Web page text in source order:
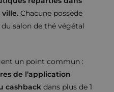
Chacune possède
salon de thé végétal
un point commun :
de l’application
cashback dans plus de 1